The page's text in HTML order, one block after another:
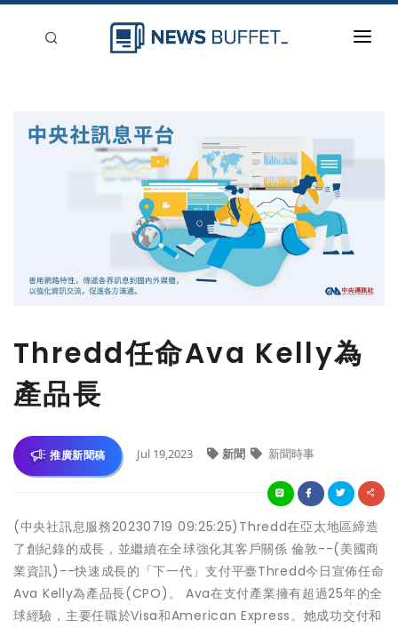
Thredd任命Ava Kelly為
產品長
推廣新聞稿 Jul 19,2023 新聞 新聞時事
(中央社訊息服務20230719 09:25:25)Thredd在亞太地區締造
了創紀錄的成長，並繼續在全球強化其客戶關係 倫敦--(美國商
業資訊)--快速成長的「下一代」支付平臺Thredd今日宣佈任命
Ava Kelly為產品長(CPO)。 Ava在支付產業擁有超過25年的全
球經驗，主要任職於Visa和American Express。她成功交付和